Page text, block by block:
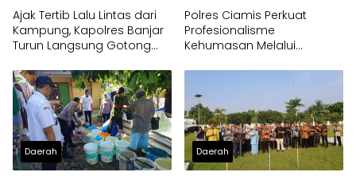
Ajak Tertib Lalu Lintas dari
Kampung, Kapolres Banjar
Turun Langsung Gotong
Polres Ciamis Perkuat
Profesionalisme
Kehumasan Melalui
Jabar
Daerah Daerah